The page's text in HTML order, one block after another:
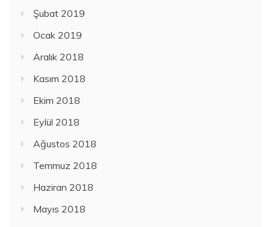
Şubat 2019
Ocak 2019
Aralık 2018
Kasım 2018
Ekim 2018
Eylül 2018
Ağustos 2018
Temmuz 2018
Haziran 2018
Mayıs 2018